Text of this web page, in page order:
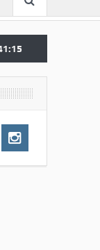
Convento di S.